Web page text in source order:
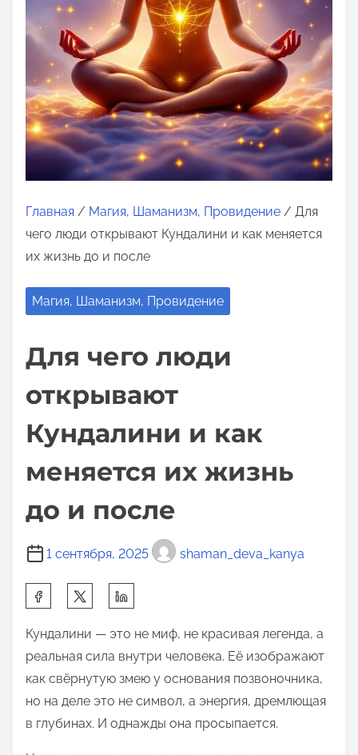
Главная / Магия, Шаманизм, Провидение / Для
чего люди открывают Кундалини и как меняется
их жизнь до и после
Магия, Шаманизм, Провидение
Для чего люди
открывают
Кундалини и как
меняется их жизнь
до и после
1 сентября, 2025 shaman_deva_kanya
д
е
л
и
т
ь
Кундалини — это не миф, не красивая легенда, а
реальная сила внутри человека. Её изображают
как свёрнутую змею у основания позвоночника,
но на деле это не символ, а энергия, дремлющая
в глубинах. И однажды она просыпается.